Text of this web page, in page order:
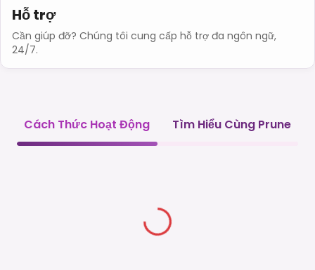
Hỗ trợ
Cần giúp đỡ? Chúng tôi cung cấp hỗ trợ đa ngôn ngữ,
24/7.
Cách Thức Hoạt Động Tìm Hiểu Cùng Prune